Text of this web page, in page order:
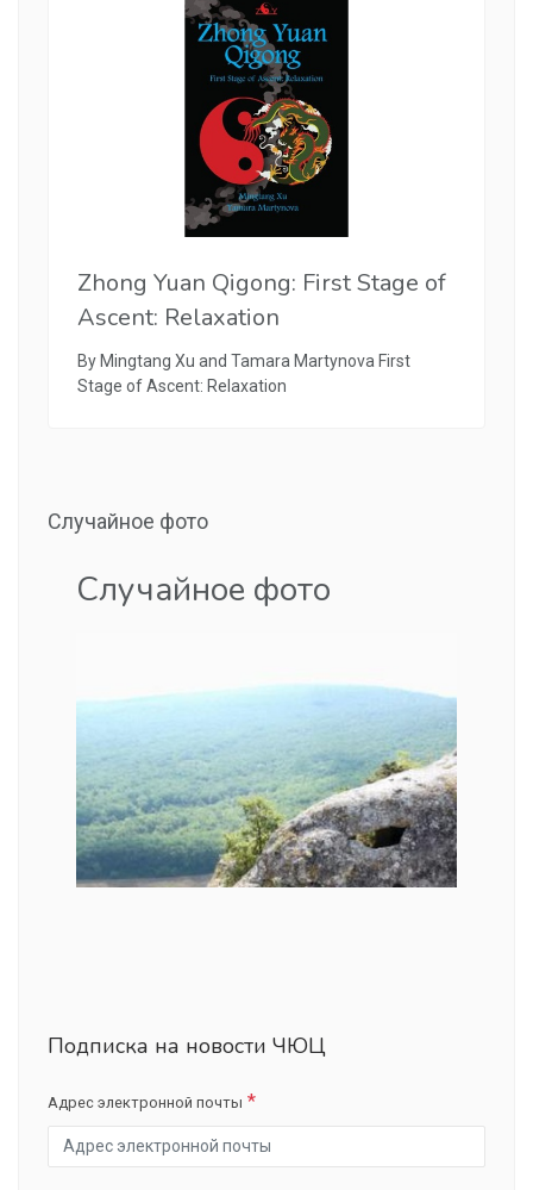
Zhong Yuan Qigong: First Stage of
Ascent: Relaxation
By Mingtang Xu and Tamara Martynova First
Stage of Ascent: Relaxation
Случайное фото
Случайное фото
Подписка на новости ЧЮЦ
Адрес электронной почты